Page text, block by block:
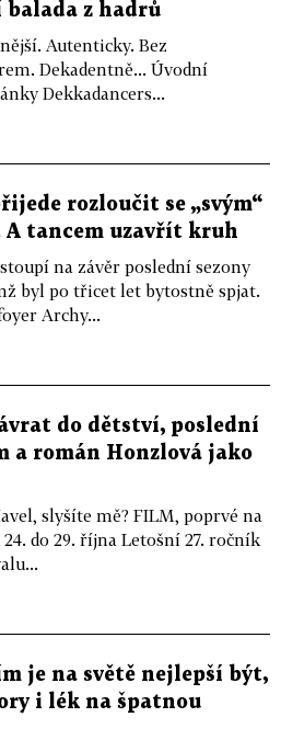
balada z hadrů
Autenticky. Bez
Dekadentně... Úvodní
Dekkadancers...
rozloučit se „svým“
A tancem uzavřít kruh
na závěr poslední sezony
byl po třicet let bytostně spjat.
Archy...
do dětství, poslední
a román Honzlová jako
slyšíte mě? FILM, poprvé na
do 29. října Letošní 27. ročník
je na světě nejlepší být,
i lék na špatnou